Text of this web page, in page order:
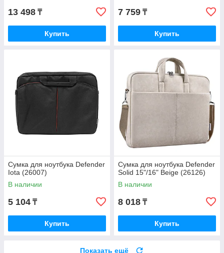
13 498 ₸
Купить
7 759 ₸
Купить
Сумка для ноутбука Defender
Iota (26007)
В наличии
5 104 ₸
Купить
Сумка для ноутбука Defender
Solid 15"/16" Beige (26126)
В наличии
8 018 ₸
Купить
Показать ещё